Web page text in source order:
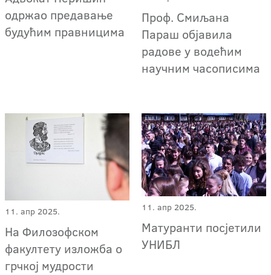
одржао предавање
будућим правницима
Проф. Смиљана
Параш објавила
радове у водећим
научним часописима
11. апр 2025.
На Филозофском
факултету изложба о
грчкој мудрости
11. апр 2025.
Матуранти посјетили
УНИБЛ